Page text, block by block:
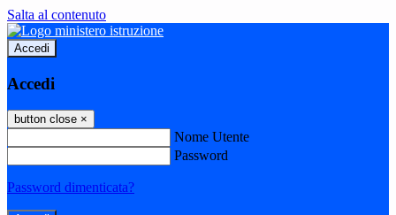
Salta al contenuto
Accedi
Accedi
button close ×
Nome Utente
Password
Password dimenticata?